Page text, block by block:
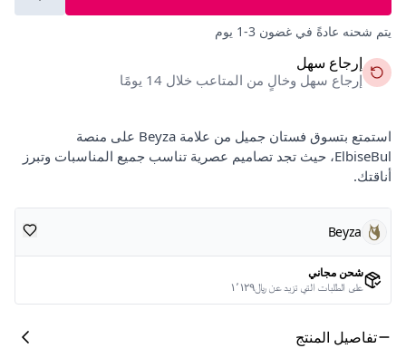
يتم شحنه عادةً في غضون 3-1 يوم
إرجاع سهل
إرجاع سهل وخالٍ من المتاعب خلال 14 يومًا
استمتع بتسوق فستان جميل من علامة Beyza على منصة
ElbiseBul، حيث تجد تصاميم عصرية تناسب جميع المناسبات وتبرز
أناقتك.
Beyza
شحن مجاني
على الطلبات التي تزيد عن ﷼١٬١٢٩
تفاصيل المنتج